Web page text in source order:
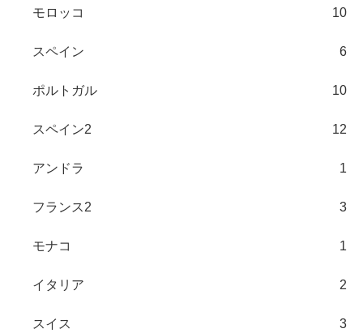
モロッコ 10
スペイン 6
ポルトガル 10
スペイン2 12
アンドラ 1
フランス2 3
モナコ 1
イタリア 2
スイス 3